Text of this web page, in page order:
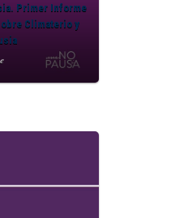
Primer Informe
Climaterio y